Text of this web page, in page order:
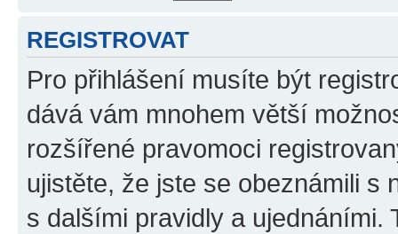
REGISTROVAT
Pro přihlášení musíte být
dává vám mnohem větší
rozšířené pravomoci
ujistěte, že jste se obeznámili s
s dalšími pravidly a ujednáními.